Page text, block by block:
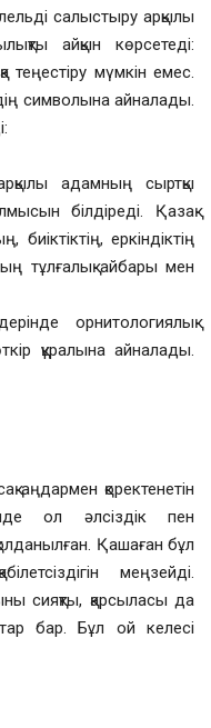
салыстыру арқылы
айқын көрсетеді:
теңестіру мүмкін емес.
символына айналады.
адамның сыртқы
білдіреді. Қазақ
еркіндіктің
тұлғалық айбары мен
орнитологиялық
құралына айналады.
аңдармен қоректенетін
ол әлсіздік пен
Қашаған бұл
меңзейді.
сияқты, қарсыласы да
бар. Бұл ой келесі